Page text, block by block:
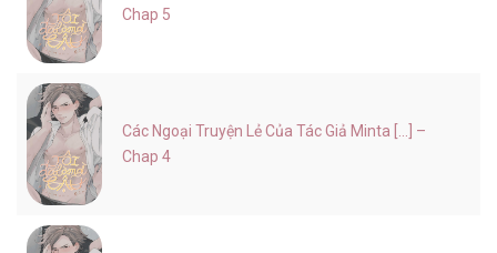
Chap 5
Các Ngoại Truyện Lẻ Của Tác Giả Minta [...] –
Chap 4